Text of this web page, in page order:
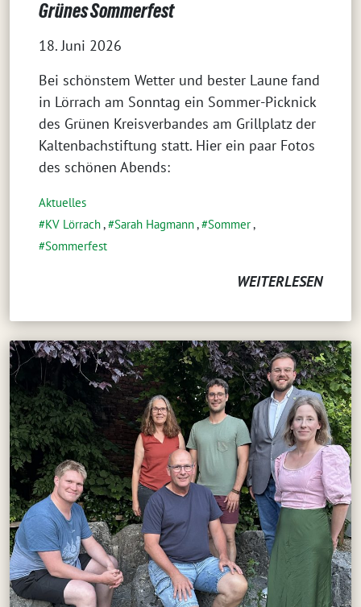
Grünes Sommerfest
18. Juni 2026
Bei schönstem Wetter und bester Laune fand
in Lörrach am Sonntag ein Sommer-Picknick
des Grünen Kreisverbandes am Grillplatz der
Kaltenbachstiftung statt. Hier ein paar Fotos
des schönen Abends:
Aktuelles
KV Lörrach, Sarah Hagmann, Sommer,
Sommerfest
WEITERLESEN